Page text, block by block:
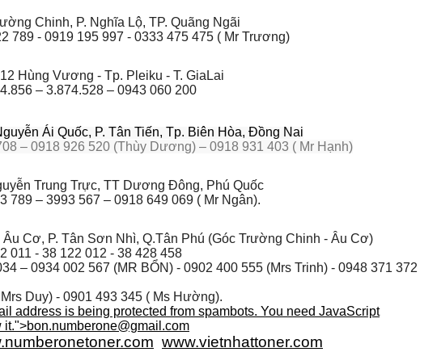
Chinh, P. Nghĩa Lộ, TP. Quãng Ngãi
789 - 0919 195 997 - 0333 475 475 ( Mr Trương)
Hùng Vương - Tp. Pleiku - T. GiaLai
– 3.874.528 – 0943 060 200
Ái Quốc, P. Tân Tiến, Tp. Biên Hòa, Đồng Nai
– 0918 926 520 (Thùy Dương) – 0918 931 403 ( Mr Hạnh)
Trung Trực, TT Dương Đông, Phú Quốc
789 – 3993 567 – 0918 649 069 ( Mr Ngân).
Âu Cơ, P. Tân Sơn Nhì, Q.Tân Phú (Góc Trường Chinh - Âu Cơ)
011 - 38 122 012 - 38 428 458
– 0934 002 567 (MR BỔN) - 0902 400 555 (Mrs Trinh) - 0948 371 372
Duy) - 0901 493 345 ( Ms Hường).
address is being protected from spambots. You need JavaScript
it.">bon.numberone@gmail.com
www.vietnhattoner.com